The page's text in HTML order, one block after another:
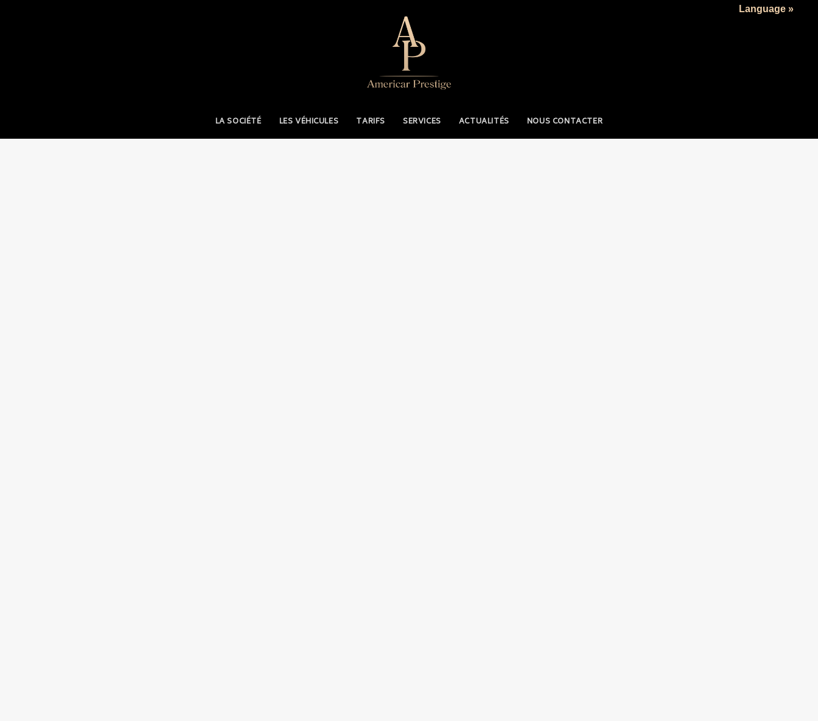
LA SOCIÉTÉ LES VÉHICULES TARIFS SERVICES ACTUALITÉS NOUS CONTACTER
Language »